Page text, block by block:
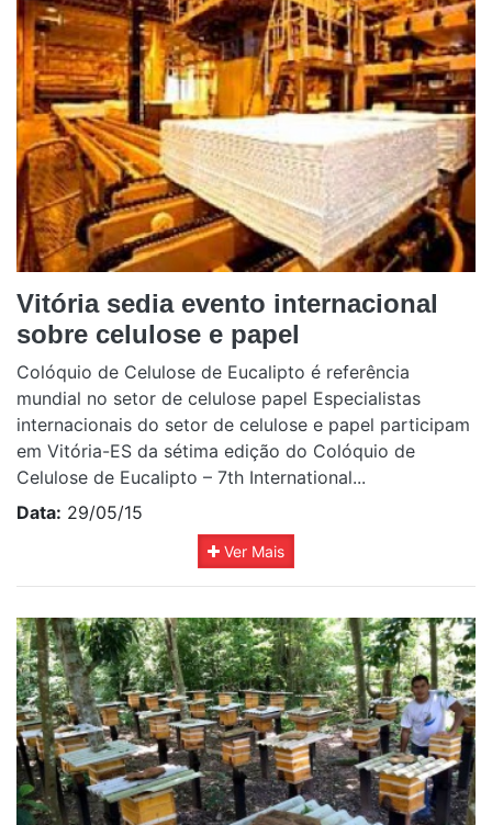
Vitória sedia evento internacional
sobre celulose e papel
Colóquio de Celulose de Eucalipto é referência
mundial no setor de celulose papel Especialistas
internacionais do setor de celulose e papel participam
em Vitória-ES da sétima edição do Colóquio de
Celulose de Eucalipto – 7th International...
Data: 29/05/15
Ver Mais